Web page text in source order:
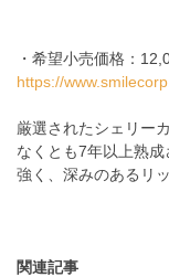
・希望小売価格：
https://
厳選されたシェリー
なくとも7年以上熟成
強く、深みのあるリ
関連記事